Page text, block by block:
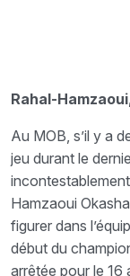
Rahal-
Au MOB, s’il y a
jeu durant le
Hamzaoui
figurer dans
début du
arrêtée pour le 16